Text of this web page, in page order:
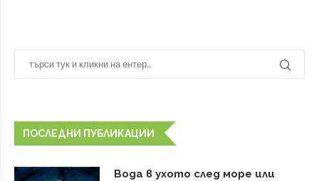
ПОСЛЕДНИ ПУБЛИКАЦИИ
Вода в ухото след море или